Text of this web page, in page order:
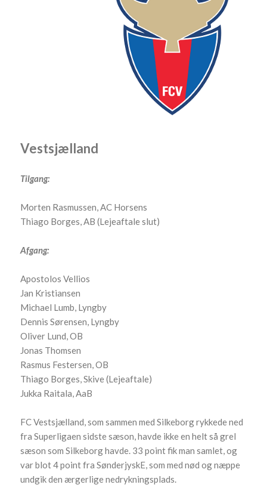
Vestsjælland
Tilgang:
Morten Rasmussen, AC Horsens
Thiago Borges, AB (Lejeaftale slut)
Afgang:
Apostolos Vellios
Jan Kristiansen
Michael Lumb, Lyngby
Dennis Sørensen, Lyngby
Oliver Lund, OB
Jonas Thomsen
Rasmus Festersen, OB
Thiago Borges, Skive (Lejeaftale)
Jukka Raitala, AaB
FC Vestsjælland, som sammen med Silkeborg rykkede ned
fra Superligaen sidste sæson, havde ikke en helt så grel
sæson som Silkeborg havde. 33 point fik man samlet, og
var blot 4 point fra SønderjyskE, som med nød og næppe
undgik den ærgerlige nedrykningsplads.